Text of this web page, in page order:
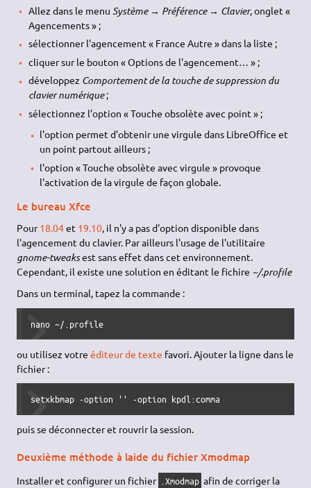
Allez dans le menu Système → Préférence → Clavier, onglet «
Agencements » ;
sélectionner l'agencement « France Autre » dans la liste ;
cliquer sur le bouton « Options de l'agencement… » ;
développez Comportement de la touche de suppression du
clavier numérique;
sélectionnez l'option « Touche obsolète avec point » ;
l'option permet d'obtenir une virgule dans LibreOffice et
un point partout ailleurs ;
l'option « Touche obsolète avec virgule » provoque
l'activation de la virgule de façon globale.
Le bureau Xfce
Pour18.04et 19.10, il n'y a pas d'option disponible dans
l'agencement du clavier. Par ailleurs l'usage de l'utilitaire
gnome-tweaksest sans effet dans cet environnement.
Cependant, il existe une solution en éditant le fichire ~/.profile
Dans un terminal, tapez la commande :
nano ~/ .profile
ou utilisez votreéditeur de texte favori. Ajouter la ligne dans le
fichier :
setxkbmap -option '' -option kpdl:comma
puis se déconnecter et rouvrir la session.
Deuxième méthode à laide du fichier Xmodmap
Installer et configurer un fichier .Xmodmap afin de corriger la